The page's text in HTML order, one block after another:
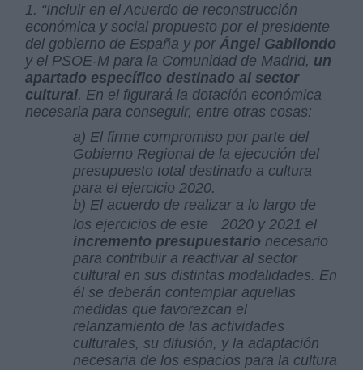
1. “Incluir en el Acuerdo de reconstrucción
económica y social propuesto por el presidente
del gobierno de España y porÁngel Gabilondo
y el PSOE-M para la Comunidad de Madrid, un
apartado específico destinado al sector
cultural. En el figurará la dotación económica
necesaria para conseguir, entre otras cosas:
a) El firme compromiso por parte del
Gobierno Regional de la ejecución del
presupuesto total destinado a cultura
para el ejercicio 2020.
b) El acuerdo de realizar a lo largo de
los ejercicios de este
2020 y 2021 el
incremento presupuestario necesario
para contribuir a reactivar al sector
cultural en sus distintas modalidades. En
él se deberán contemplar aquellas
medidas que favorezcan el
relanzamiento de las actividades
culturales, su difusión, y la adaptación
necesaria de los espacios para la cultura